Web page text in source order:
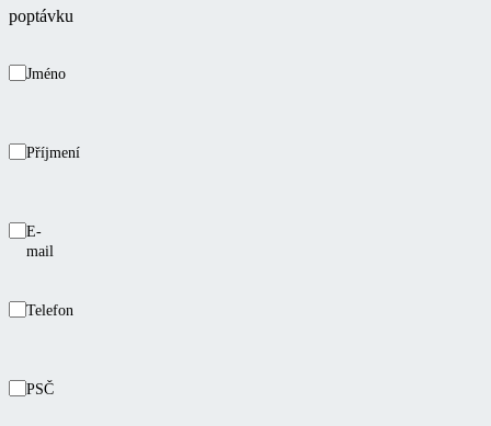
poptávku
Jméno
Příjmení
E-
mail
Telefon
PSČ